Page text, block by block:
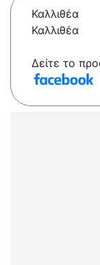
Καλλιθέα
Καλλιθέα
Δείτε το